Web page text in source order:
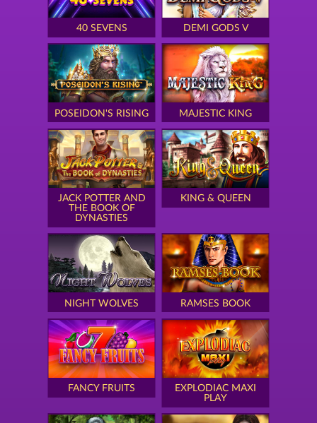
40 SEVENS DEMI GODS V
POSEIDON'S RISING MAJESTIC KING
JACK POTTER AND
THE BOOK OF
DYNASTIES
KING & QUEEN
NIGHT WOLVES RAMSES BOOK
FANCY FRUITS
EXPLODIAC MAXI
PLAY